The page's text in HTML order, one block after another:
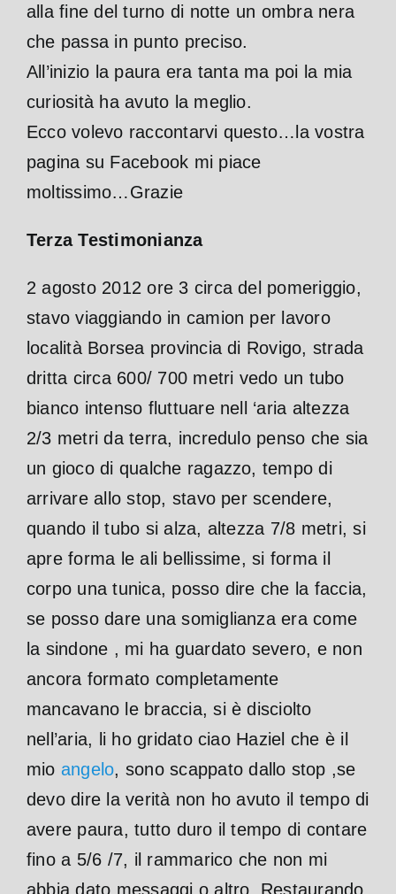
alla fine del turno di notte un ombra nera
che passa in punto preciso.
All’inizio la paura era tanta ma poi la mia
curiosità ha avuto la meglio.
Ecco volevo raccontarvi questo…la vostra
pagina su Facebook mi piace
moltissimo…Grazie
Terza Testimonianza
2 agosto 2012 ore 3 circa del pomeriggio,
stavo viaggiando in camion per lavoro
località Borsea provincia di Rovigo, strada
dritta circa 600/ 700 metri vedo un tubo
bianco intenso fluttuare nell ‘aria altezza
2/3 metri da terra, incredulo penso che sia
un gioco di qualche ragazzo, tempo di
arrivare allo stop, stavo per scendere,
quando il tubo si alza, altezza 7/8 metri, si
apre forma le ali bellissime, si forma il
corpo una tunica, posso dire che la faccia,
se posso dare una somiglianza era come
la sindone , mi ha guardato severo, e non
ancora formato completamente
mancavano le braccia, si è disciolto
nell’aria, li ho gridato ciao Haziel che è il
mio angelo, sono scappato dallo stop ,se
devo dire la verità non ho avuto il tempo di
avere paura, tutto duro il tempo di contare
fino a 5/6 /7, il rammarico che non mi
abbia dato messaggi o altro. Restaurando